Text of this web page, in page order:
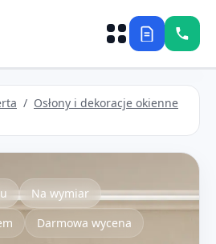
/ Osłony i dekoracje okienne
Na wymiar
Darmowa wycena